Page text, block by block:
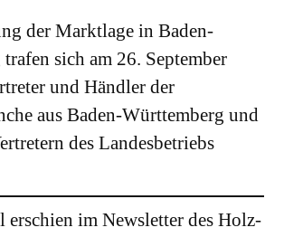
der Marktlage in Baden-
sich am 26. September
und Händler der
aus Baden-Württemberg und
des Landesbetriebs
erschien im Newsletter des Holz-